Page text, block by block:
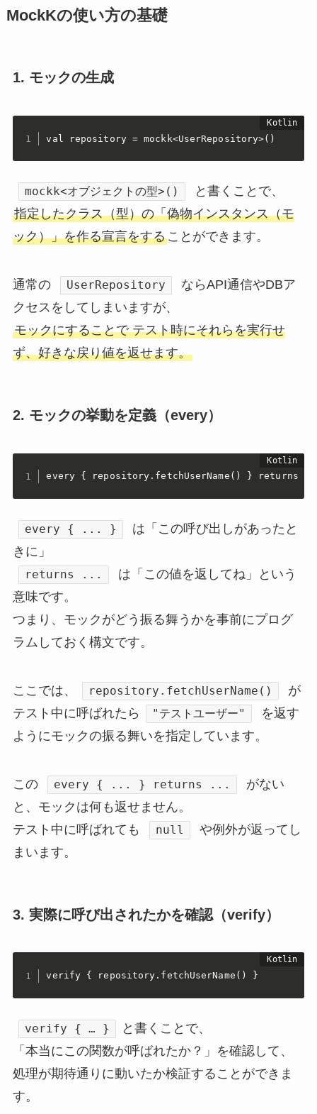
MockKの使い方の基礎
1. モックの生成
val repository = mockk<UserRepository>()
mockk<オブジェクトの型>()
と書くことで、
指定したクラス（型）の「偽物インスタンス（モ
ック）」を作る宣言をすることができます。
通常の UserRepository
ならAPI通信やDBア
クセスをしてしまいますが、
モックにすることで テスト時にそれらを実行せ
ず、好きな戻り値を返せます。
2. モックの挙動を定義（every）
every { repository.fetchUserName() } returns "テ
every { ... }
は「この呼び出しがあったと
きに」
returns ...
は「この値を返してね」という
意味です。
つまり、モックがどう振る舞うかを事前にプログ
ラムしておく構文です。
ここでは、 repository.fetchUserName()
が
テスト中に呼ばれたら
"テストユーザー"
を返す
ようにモックの振る舞いを指定しています。
この every { ... } returns ...
がない
と、モックは何も返せません。
テスト中に呼ばれても
null
や例外が返ってし
まいます。
3. 実際に呼び出されたかを確認（verify）
verify { repository.fetchUserName() }
verify { … }
と書くことで、
「本当にこの関数が呼ばれたか？」を確認して、
処理が期待通りに動いたか検証することができま
す。